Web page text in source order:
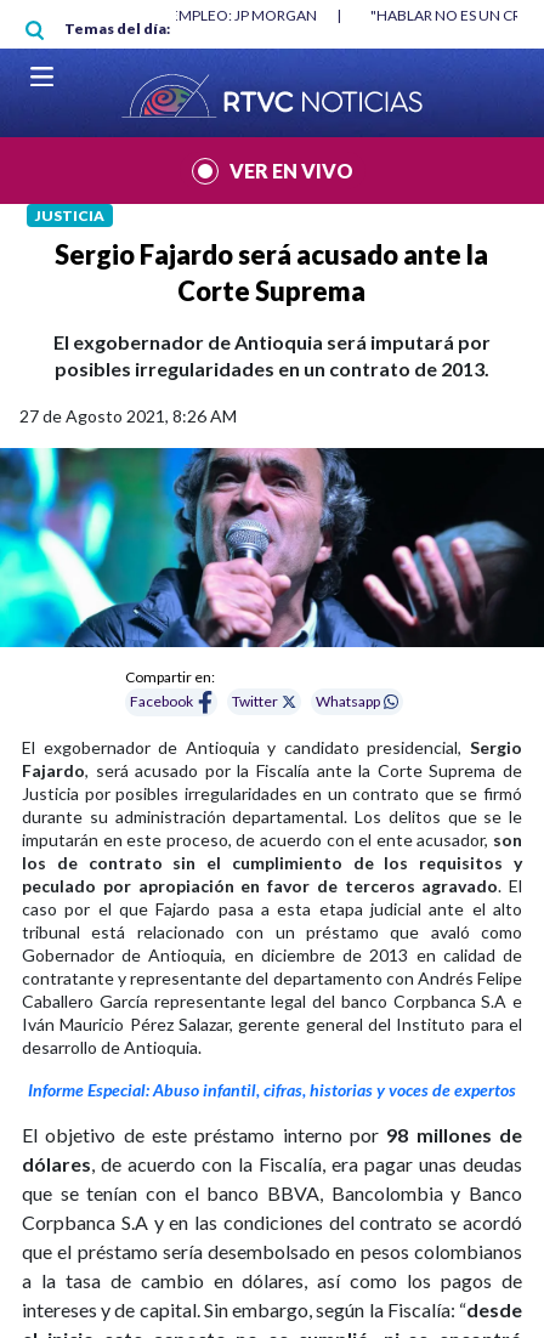
Pasar al contenido principal
Temas del día:
"HABLAR NO ES UN CRIMEN": CARTA DE BETO CORAL |
VER EN VIVO
JUSTICIA
Sergio Fajardo será acusado ante la
Corte Suprema
El exgobernador de Antioquia será imputará por
posibles irregularidades en un contrato de 2013.
27 de Agosto 2021, 8:26 AM
Compartir en:
Facebook
Twitter Whatsapp
El exgobernador de Antioquia y candidato presidencial, Sergio
Fajardo, será acusado por la Fiscalía ante la Corte Suprema de
Justicia por posibles irregularidades en un contrato que se firmó
durante su administración departamental. Los delitos que se le
imputarán en este proceso, de acuerdo con el ente acusador, son
los de contrato sin el cumplimiento de los requisitos y
peculado por apropiación en favor de terceros agravado. El
caso por el que Fajardo pasa a esta etapa judicial ante el alto
tribunal está relacionado con un préstamo que avaló como
Gobernador de Antioquia, en diciembre de 2013 en calidad de
contratante y representante del departamento con Andrés Felipe
Caballero García representante legal del banco Corpbanca S.A e
Iván Mauricio Pérez Salazar, gerente general del Instituto para el
desarrollo de Antioquia.
Informe Especial: Abuso infantil, cifras, historias y voces de expertos
El objetivo de este préstamo interno por 98 millones de
dólares, de acuerdo con la Fiscalía, era pagar unas deudas
que se tenían con el banco BBVA, Bancolombia y Banco
Corpbanca S.A y en las condiciones del contrato se acordó
que el préstamo sería desembolsado en pesos colombianos
a la tasa de cambio en dólares, así como los pagos de
intereses y de capital. Sin embargo, según la Fiscalía: “desde